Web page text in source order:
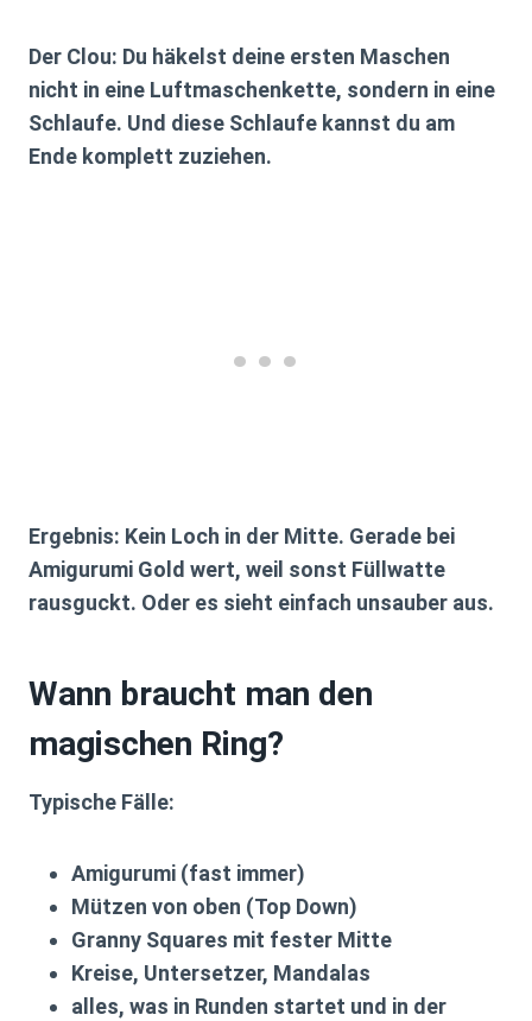
Der Clou: Du häkelst deine ersten Maschen
nicht in eine Luftmaschenkette, sondern in eine
Schlaufe. Und diese Schlaufe kannst du am
Ende komplett zuziehen.
Ergebnis: Kein Loch in der Mitte. Gerade bei
Amigurumi Gold wert, weil sonst Füllwatte
rausguckt. Oder es sieht einfach unsauber aus.
Wann braucht man den
magischen Ring?
Typische Fälle:
Amigurumi (fast immer)
Mützen von oben (Top Down)
Granny Squares mit fester Mitte
Kreise, Untersetzer, Mandalas
alles, was in Runden startet und in der